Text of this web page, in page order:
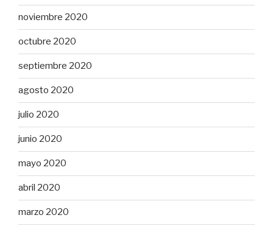
noviembre 2020
octubre 2020
septiembre 2020
agosto 2020
julio 2020
junio 2020
mayo 2020
abril 2020
marzo 2020